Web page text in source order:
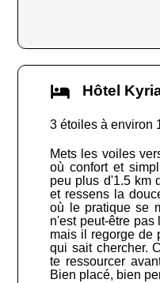
Hôtel
3 étoiles à environ
Mets les voiles
où confort et
peu plus d'1.5 km
et ressens la
où le pratique se
n'est peut-être pas
mais il regorge de
qui sait chercher.
te ressourcer
Bien placé, bien